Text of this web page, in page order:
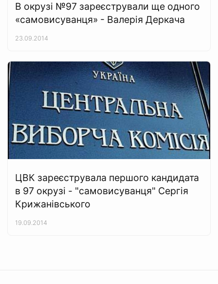
В окрузі №97 зареєстрували ще одного
«самовисуванця» - Валерія Деркача
23.09.2014
ЦВК зареєструвала першого кандидата
в 97 окрузі - "самовисуванця" Сергія
Крижанівського
19.09.2014